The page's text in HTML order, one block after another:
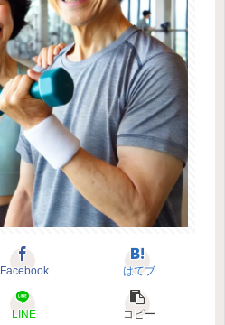
Facebook はてブ
LINE コピー